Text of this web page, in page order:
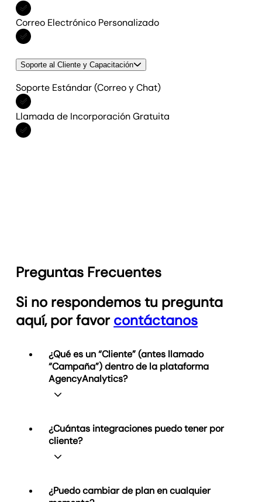
Incluido en Todas las funciones
Correo Electrónico Personalizado
Incluido en Todas las funciones
Soporte al Cliente y Capacitación
Soporte Estándar (Correo y Chat)
Incluido en Todas las funciones
Llamada de Incorporación Gratuita
Incluido en Todas las funciones
Preguntas Frecuentes
Si no respondemos tu pregunta
aquí, por favorcontáctanos
¿Qué es un “Cliente” (antes llamado
“Campaña”) dentro de la plataforma
AgencyAnalytics?
Un cliente representa una relación
comercial que administras en
AgencyAnalytics. Cada cliente puede
informes (y paneles de control ilimitados
¿Cuántas integraciones puedo tener por
cliente?
¡Sencillo! Puede conectar tantas de
¿Puedo cambiar de plan en cualquier